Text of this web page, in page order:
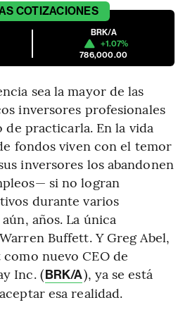
COTIZACIONES
BRK/A
+1.07%
786,000.00
sea la mayor de las
inversores profesionales
practicarla. En la vida
fondos viven con el temor
inversores los abandonen
si no logran
durante varios
años. La única
Buffett. Y Greg Abel,
nuevo CEO de
Inc. (BRK/A), ya se está
esa realidad.